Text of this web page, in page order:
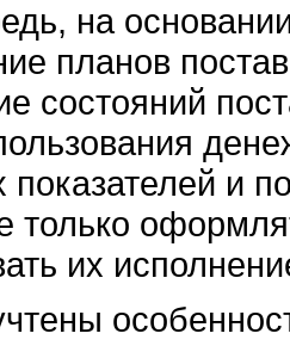
на
планов
состояний
и
только
их